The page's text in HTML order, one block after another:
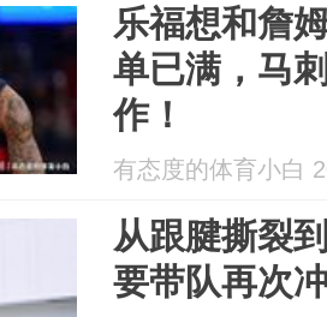
乐福想和詹
单已满，马
作！
有态度的体育小白
从跟腱撕裂
要带队再次